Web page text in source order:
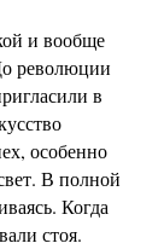
и вообще
революции
в
особенно
В полной
Когда
стоя.